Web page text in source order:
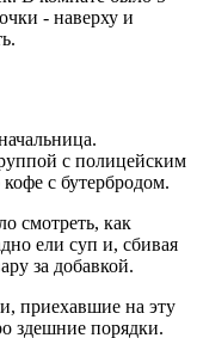
- наверху и
с полицейским
с бутербродом.
смотреть, как
ели суп и, сбивая
за добавкой.
приехавшие на эту
здешние порядки.